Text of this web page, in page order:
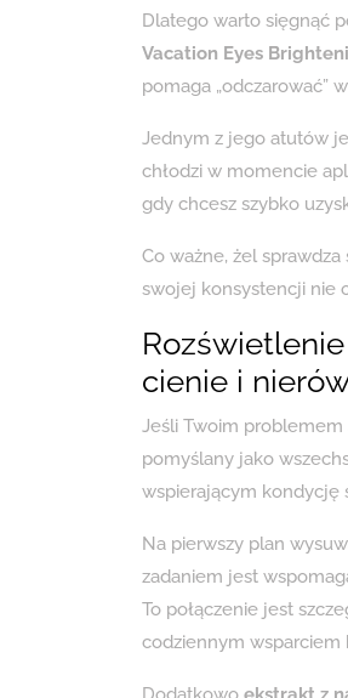
Dlatego warto sięgnąć
Vacation Eyes
pomaga „odczarować”
Jednym z jego atutów
chłodzi w momencie
gdy chcesz szybko
Co ważne, żel
swojej konsystencji nie
cienie i
Jeśli Twoim problemem
pomyślany jako
wspierającym kondycję
Na pierwszy plan
zadaniem jest
To połączenie jest
codziennym wsparciem